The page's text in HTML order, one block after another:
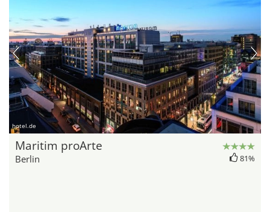
hotel.de
Maritim proArte
Berlin 81%